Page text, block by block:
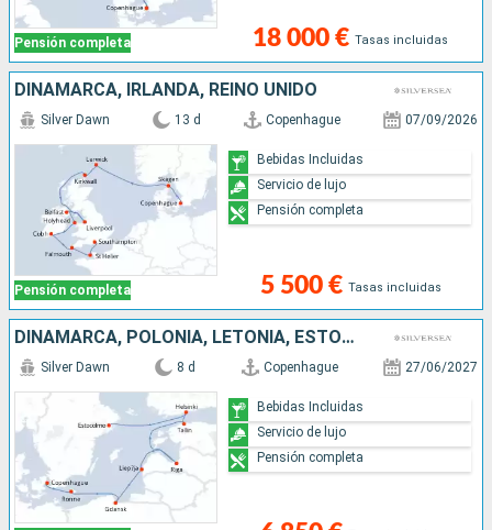
Pensión completa 18 000 € Tasas incluidas
DINAMARCA, IRLANDA, REINO UNIDO
Pensión completa
Silver Dawn 13 d Copenhague 07/09/2026
5 500 € Tasas incluidas
Bebidas Incluidas
Servicio de lujo
Pensión completa
DINAMARCA, POLONIA, LETONIA, ESTONIA, FINLANDIA, SUECIA
Silver Dawn 8 d Copenhague 27/06/2027
Bebidas Incluidas
Servicio de lujo
Pensión completa